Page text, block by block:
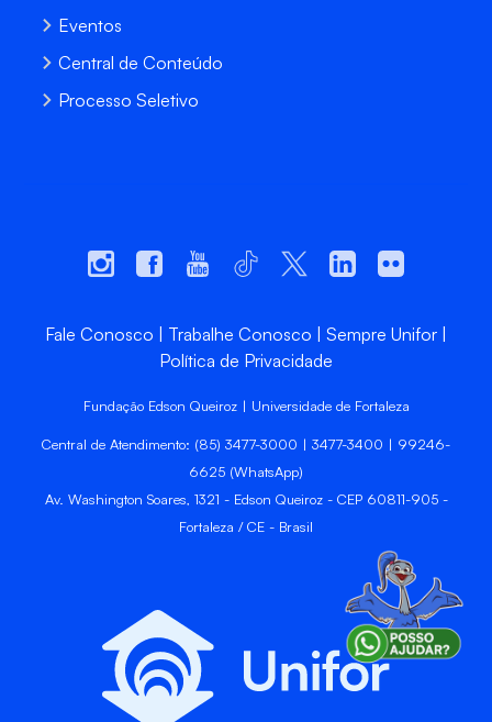
Eventos
Central de Conteúdo
Processo Seletivo
Fale Conosco Trabalhe Conosco
Sempre Unifor
Política de Privacidade
Fundação Edson Queiroz | Universidade de Fortaleza
Central de Atendimento: (85) 3477-3000 | 3477-3400 | 99246-
6625 (WhatsApp)
Av. Washington Soares, 1321 - Edson Queiroz - CEP 60811-905 -
Fortaleza / CE - Brasil